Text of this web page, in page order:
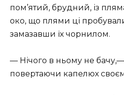
пом’ятий, брудний, із
око, що плями ці
замазавши їх чорнилом.
— Нічого в ньому не бачу,—
повертаючи капелюх